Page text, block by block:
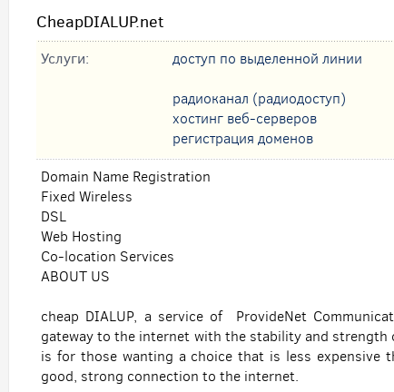
CheapDIALUP.net
Услуги: доступ по выделенной линии
радиоканал (радиодоступ)
хостинг веб-серверов
регистрация доменов
Domain Name Registration
Fixed Wireless
DSL
Web Hosting
Co-location Services
ABOUT US
cheap DIALUP, a service of ProvideNet
gateway to the internet with the stability and strength
is for those wanting a choice that is less
good, strong connection to the internet.